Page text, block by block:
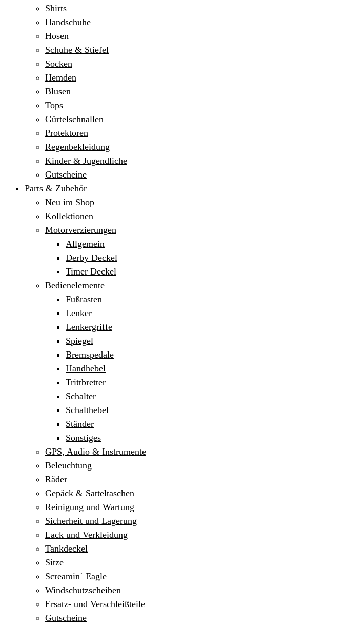
Shirts
Handschuhe
Hosen
Schuhe & Stiefel
Socken
Hemden
Blusen
Tops
Gürtelschnallen
Protektoren
Regenbekleidung
Kinder & Jugendliche
Gutscheine
Parts & Zubehör
Neu im Shop
Kollektionen
Motorverzierungen
Allgemein
Derby Deckel
Timer Deckel
Bedienelemente
Fußrasten
Lenker
Lenkergriffe
Spiegel
Bremspedale
Handhebel
Trittbretter
Schalter
Schalthebel
Ständer
Sonstiges
GPS, Audio & Instrumente
Beleuchtung
Räder
Gepäck & Satteltaschen
Reinigung und Wartung
Sicherheit und Lagerung
Lack und Verkleidung
Tankdeckel
Sitze
Screamin´ Eagle
Windschutzscheiben
Ersatz- und Verschleißteile
Gutscheine